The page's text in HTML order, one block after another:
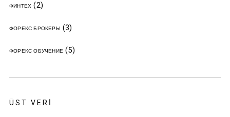
ФИНТЕХ (2)
ФОРЕКС БРОКЕРЫ (3)
ФОРЕКС ОБУЧЕНИЕ(5)
ÜST VERI